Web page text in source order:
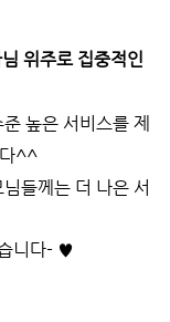
위주로 집중적인
준 높은 서비스를 제
다^^
들께는 더 나은 서
니다- ♥